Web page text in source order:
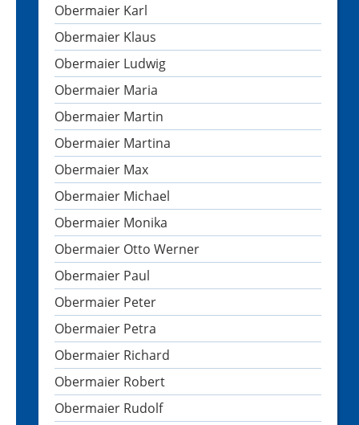
Obermaier Karl
Obermaier Klaus
Obermaier Ludwig
Obermaier Maria
Obermaier Martin
Obermaier Martina
Obermaier Max
Obermaier Michael
Obermaier Monika
Obermaier Otto Werner
Obermaier Paul
Obermaier Peter
Obermaier Petra
Obermaier Richard
Obermaier Robert
Obermaier Rudolf